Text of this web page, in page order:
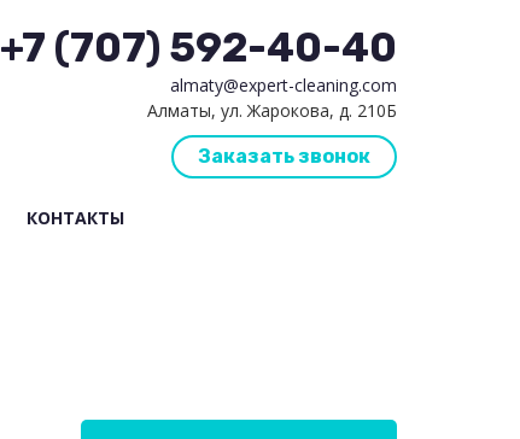
+7 (707) 592-40-40
almaty@expert-cleaning.com
Алматы, ул. Жарокова, д. 210Б
Заказать звонок
КОНТАКТЫ